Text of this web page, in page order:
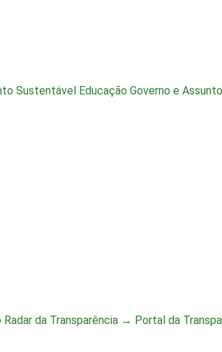
Sustentável Educação Governo e
Radar da Transparência → Portal da